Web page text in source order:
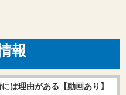
報
は理由がある【動画あり】